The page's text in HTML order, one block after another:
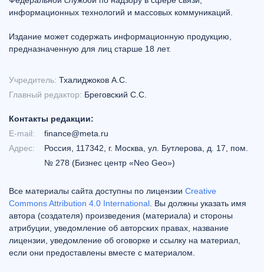
информационных технологий и массовых коммуникаций.
Издание может содержать информационную продукцию,
предназначенную для лиц старше 18 лет.
Учредитель: Тхалиджоков А.С.
Главный редактор: Бреговский С.С.
Контакты редакции:
E-mail:
finance@meta.ru
Адрес:
Россия, 117342, г. Москва, ул. Бутлерова, д. 17, пом.
№ 278 (Бизнес центр «Neo Geo»)
Все материалы сайта доступны по лицензии Creative
Commons Attribution 4.0 International . Вы должны указать имя
автора (создателя) произведения (материала) и стороны
атрибуции, уведомление об авторских правах, название
лицензии, уведомление об оговорке и ссылку на материал,
если они предоставлены вместе с материалом.